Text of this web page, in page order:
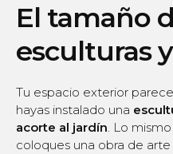
El tamaño
esculturas
Tu espacio exterior
hayas instalado una
acorte al jardín. Lo
coloques una obra de arte